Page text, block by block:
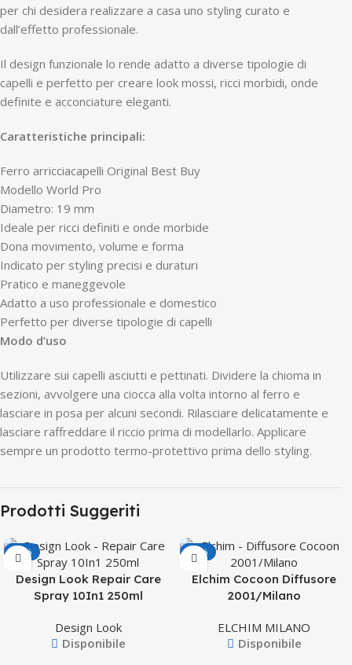
per chi desidera realizzare a casa uno styling curato e
dall’effetto professionale.
Il design funzionale lo rende adatto a diverse tipologie di
capelli e perfetto per creare look mossi, ricci morbidi, onde
definite e acconciature eleganti.
Caratteristiche principali:
Ferro arricciacapelli Original Best Buy
Modello World Pro
Diametro: 19 mm
Ideale per ricci definiti e onde morbide
Dona movimento, volume e forma
Indicato per styling precisi e duraturi
Pratico e maneggevole
Adatto a uso professionale e domestico
Perfetto per diverse tipologie di capelli
Modo d’uso
Utilizzare sui capelli asciutti e pettinati. Dividere la chioma in
sezioni, avvolgere una ciocca alla volta intorno al ferro e
lasciare in posa per alcuni secondi. Rilasciare delicatamente e
lasciare raffreddare il riccio prima di modellarlo. Applicare
sempre un prodotto termo-protettivo prima dello styling.
Prodotti Suggeriti
-50%
Design Look Repair Care
Spray 10In1 250ml
Design Look
Disponibile
-12%
Elchim Cocoon Diffusore
2001/Milano
ELCHIM MILANO
Disponibile